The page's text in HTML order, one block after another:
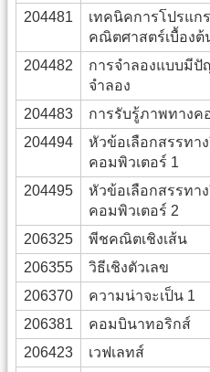
204481
เทคนิคการโปรแก
คณิตศาสตร์เบื้องต้
204482
การจำลองแบบมี
จำลอง
204483 การรับรู้ภาพทางค
204494
หัวข้อเลือกสรรทา
คอมพิวเตอร์ 1
204495
หัวข้อเลือกสรรทา
คอมพิวเตอร์ 2
206325 พีชคณิตเชิงเส้น
206355
วิธีเชิงตัวเลข
206370
ความน่าจะเป็น 1
206381
คอมบินาทอริกส์
206423
เวฟเลทส์